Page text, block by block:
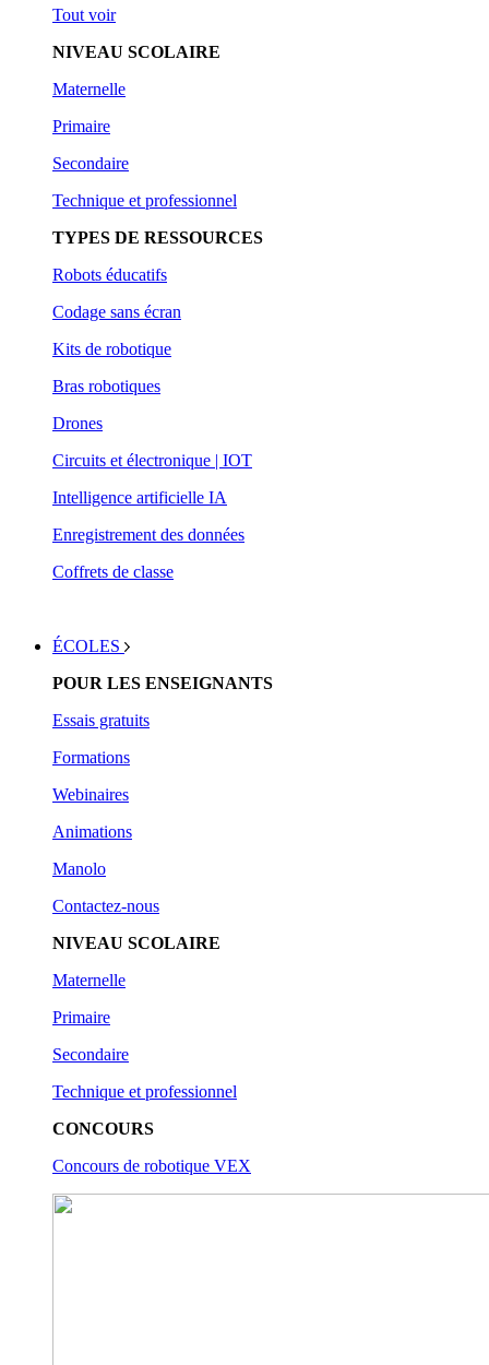
Tout voir
NIVEAU SCOLAIRE
Maternelle
Primaire
Secondaire
Technique et professionnel
TYPES DE RESSOURCES
Robots éducatifs
Codage sans écran
Kits de robotique
Bras robotiques
Drones
Circuits et électronique | IOT
Intelligence artificielle IA
Enregistrement des données
Coffrets de classe
ÉCOLES
POUR LES ENSEIGNANTS
Essais gratuits
Formations
Webinaires
Animations
Manolo
Contactez-nous
NIVEAU SCOLAIRE
Maternelle
Primaire
Secondaire
Technique et professionnel
CONCOURS
Concours de robotique VEX